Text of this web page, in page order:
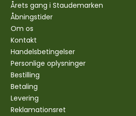
Årets gang i Staudemarken
Åbningstider
Om os
Kontakt
Handelsbetingelser
Personlige oplysninger
Bestilling
Betaling
Levering
Reklamationsret